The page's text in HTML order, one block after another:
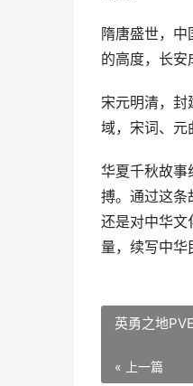
隋唐盛世，
的高度，长安
宋元明清，
域，宋词、元
华夏千秋故事
搏。通过这条
还是对中华文
量，续写中华
英勇之地
« 上一篇